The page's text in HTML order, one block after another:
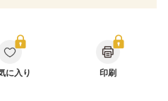
中の方など
消化不良
妊娠中(初期)
に入り 印刷